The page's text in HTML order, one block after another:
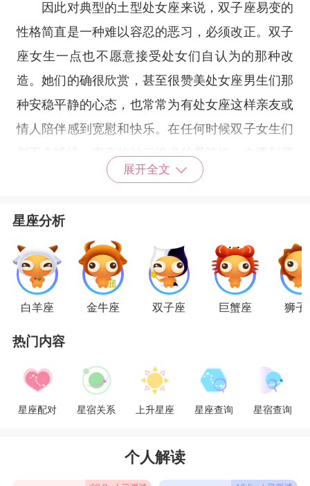
因此对典型的土型处女座来说，双子座易变的
性格简直是一种难以容忍的恶习，必须改正。双子
座女生一点也不愿意接受处女们自认为的那种改
造。她们的确很欣赏，甚至很赞美处女座男生们那
种安稳平静的心态，也常常为有处女座这样亲友或
情人陪伴感到宽慰和快乐。在任何时候双子女生们
都不会矫情，率直的她们追求的是随性。在遇到严
谨的处女男生们时，很多时候双子们可以教会他们
谨慎努力、一丝不苟地追求合理原则的处女座
男生，和善变且常虎头蛇尾的双子座女生，是两种
截然不同的类型。但爱情就是这么奇妙，处女们常
男生本身不善社交，做事情会顾虑太多，即使对于
爱情或婚姻充满幻想，他们也很少在实际行动中积
极地去追求爱情。而相比，双子则是实实在在的行
展开全文
星座分析
白羊座 金牛座 双子座 巨蟹座 狮子
热门内容
星座配对 星宿关系 上升星座 星座查询 星宿查询
个人解读